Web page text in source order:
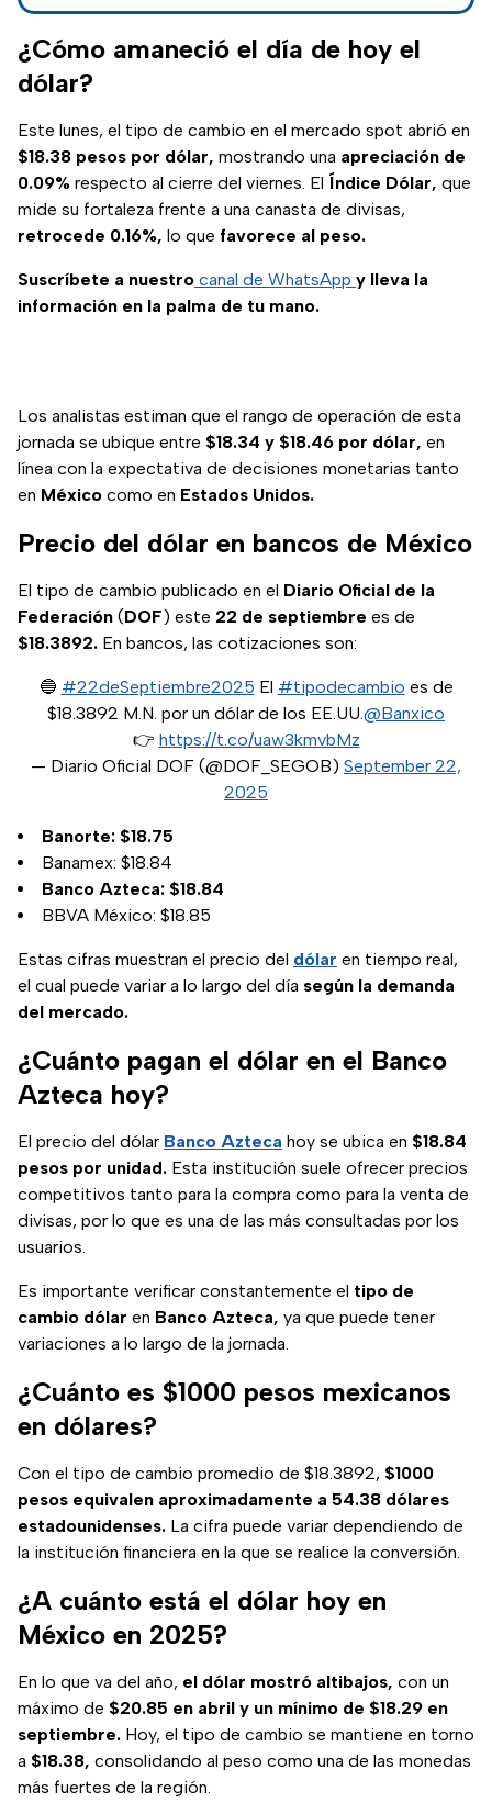
EUA
titulares actuales,
según la Casa
Blanca.
¿Cómo amaneció el día de hoy el
dólar?
Este lunes, el tipo de cambio en el mercado spot abrió en
$18.38 pesos por dólar, mostrando una apreciación de
0.09% respecto al cierre del viernes. El Índice Dólar, que
mide su fortaleza frente a una canasta de divisas,
retrocede 0.16%, lo que favorece al peso.
Suscríbete a nuestro canal de WhatsApp y lleva la
información en la palma de tu mano.
Los analistas estiman que el rango de operación de esta
jornada se ubique entre $18.34 y $18.46 por dólar, en
línea con la expectativa de decisiones monetarias tanto
en México como en Estados Unidos.
Precio del dólar en bancos de México
El tipo de cambio publicado en el Diario Oficial de la
Federación (DOF) este 22 de septiembre es de
$18.3892. En bancos, las cotizaciones son:
🔵 #22deSeptiembre2025 El #tipodecambio es de
$18.3892 M.N. por un dólar de los EE.UU.@Banxico
👉 https://t.co/uaw3kmvbMz
— Diario Oficial DOF (@DOF_SEGOB) September 22,
2025
Banorte: $18.75
Banamex: $18.84
Banco Azteca: $18.84
BBVA México: $18.85
Estas cifras muestran el precio del dólar en tiempo real,
el cual puede variar a lo largo del día según la demanda
del mercado.
¿Cuánto pagan el dólar en el Banco
Azteca hoy?
El precio del dólar Banco Azteca hoy se ubica en $18.84
pesos por unidad. Esta institución suele ofrecer precios
competitivos tanto para la compra como para la venta de
divisas, por lo que es una de las más consultadas por los
usuarios.
Es importante verificar constantemente el tipo de
cambio dólar en Banco Azteca, ya que puede tener
variaciones a lo largo de la jornada.
¿Cuánto es $1000 pesos mexicanos
en dólares?
Con el tipo de cambio promedio de $18.3892, $1000
pesos equivalen aproximadamente a 54.38 dólares
estadounidenses. La cifra puede variar dependiendo de
la institución financiera en la que se realice la conversión.
¿A cuánto está el dólar hoy en
México en 2025?
En lo que va del año, el dólar mostró altibajos, con un
máximo de $20.85 en abril y un mínimo de $18.29 en
septiembre. Hoy, el tipo de cambio se mantiene en torno
a $18.38, consolidando al peso como una de las monedas
más fuertes de la región.